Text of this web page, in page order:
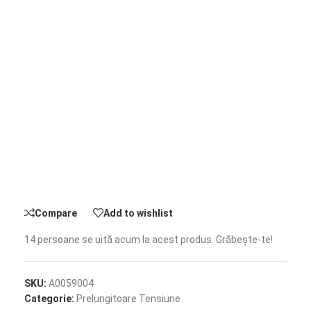
Compare Add to wishlist
14persoane se uită acum la acest produs. Grăbește-te!
SKU: A0059004
Categorie: Prelungitoare Tensiune